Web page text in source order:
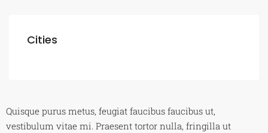
Cities
Quisque purus metus, feugiat faucibus faucibus ut,
vestibulum vitae mi. Praesent tortor nulla, fringilla ut